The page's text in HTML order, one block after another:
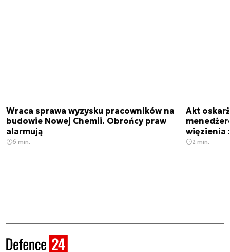
Wraca sprawa wyzysku pracowników na
budowie Nowej Chemii. Obrońcy praw
alarmują
6 min.
Akt
więzienia
2 min.